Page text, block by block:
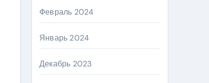
Февраль 2024
Январь 2024
Декабрь 2023